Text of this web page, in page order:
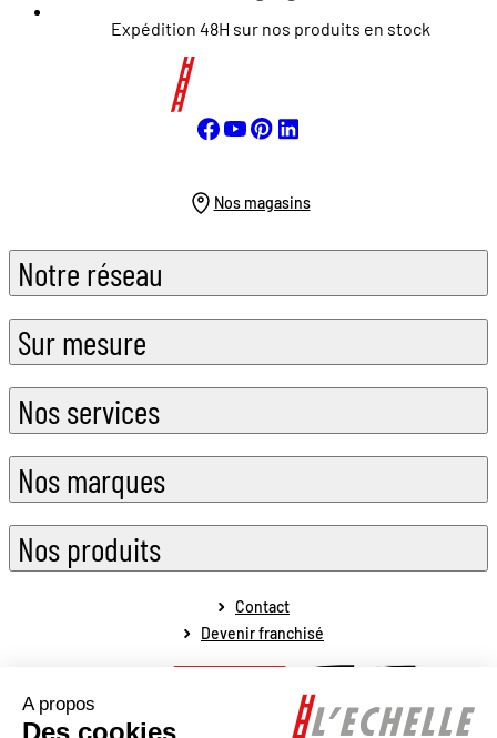
Expédition 48H sur nos produits en stock
Nos magasins
Notre réseau
Sur mesure
Nos services
Nos marques
Nos produits
Contact
Devenir franchisé